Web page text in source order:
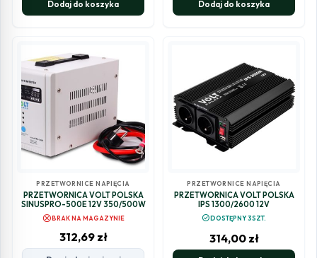
Dodaj do koszyka Dodaj do koszyka
PRZETWORNICE NAPIĘCIA
PRZETWORNICA VOLT POLSKA
SINUSPRO-500E 12V 350/500W
cancelBRAK NA MAGAZYNIE
312,69 zł
PRZETWORNICE NAPIĘCIA
PRZETWORNICA VOLT POLSKA
IPS 1300/2600 12V
check_circleDOSTĘPNY 3SZT.
314,00 zł